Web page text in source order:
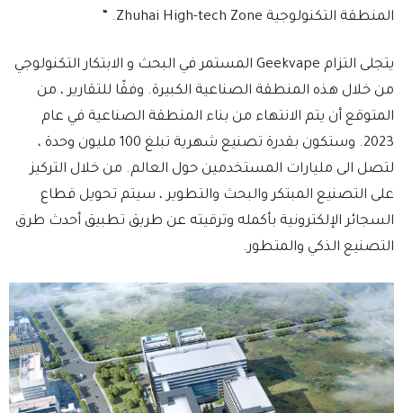
المنطقة التكنولوجية Zhuhai High-tech Zone. “
يتجلى التزام Geekvape المستمر في البحث و الابتكار التكنولوجي
من خلال هذه المنطقة الصناعية الكبيرة. وفقًا للتقارير ، من
المتوقع أن يتم الانتهاء من بناء المنطقة الصناعية في عام
2023. وستكون بقدرة تصنيع شهرية تبلغ 100 مليون وحدة ،
لتصل الى مليارات المستخدمين حول العالم. من خلال التركيز
على التصنيع المبتكر والبحث والتطوير ، سيتم تحويل قطاع
السجائر الإلكترونية بأكمله وترقيته عن طريق تطبيق أحدث طرق
التصنيع الذكي والمتطور.